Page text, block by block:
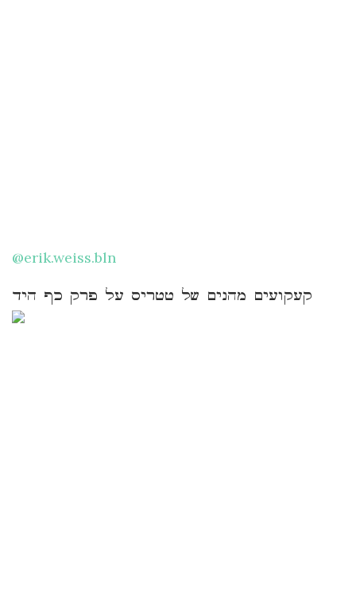
@erik.weiss.bln
קעקועים מהנים של טטריס על פרק כף היד